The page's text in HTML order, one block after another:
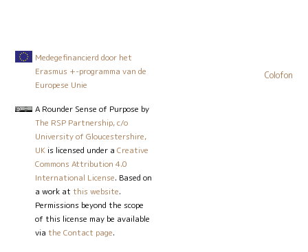
Medegefinancierd door het
Erasmus +-programma van de
Europese Unie
A Rounder Sense of Purpose by
The RSP Partnership, c/o
University of Gloucestershire,
UK is licensed under aCreative
Commons Attribution 4.0
International License. Based on
a work at this website.
Permissions beyond the scope
of this license may be available
via the Contact page.
Colofon